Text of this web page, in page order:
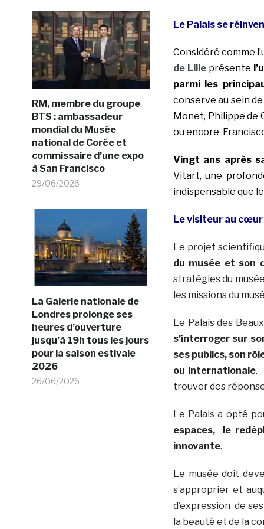
RM, membre du groupe
BTS : ambassadeur
mondial du Musée
national de Corée et
commissaire d’une expo
à San Francisco
29/06/2026
La Galerie nationale de
Londres prolonge ses
heures d’ouverture
jusqu’à 19h tous les jours
pour la saison estivale
2026
26/06/2026
Le Palais se
Considéré comme
de Lilleprésente
parmi les
conserve au sein
Monet, Philippe de
ou encore
Vingt ans après
Vitart, une
indispensable que
Le visiteur au
Le projet
du musée et son
stratégies du
les missions du
Le Palais des
s’interroger sur
ses publics, son
ou internationale.
trouver des
Le Palais a opté
espaces, le
innovante.
Le musée doit
s’approprier et
d’expression de
la beauté et de la